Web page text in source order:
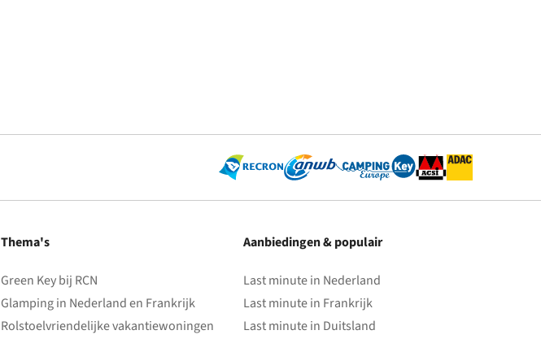
Thema's
Green Key bij RCN
Glamping in Nederland en Frankrijk
Rolstoelvriendelijke vakantiewoningen
Aanbiedingen & populair
Last minute in Nederland
Last minute in Frankrijk
Last minute in Duitsland